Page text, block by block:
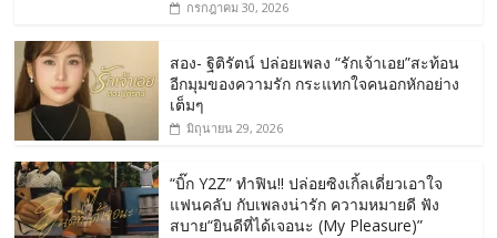
กรกฎาคม 30, 2026
สอง- ฐิติรัตน์ ปล่อยเพลง “รักเจ้าเอย”สะท้อน
อีกมุมของความรัก กระแทกใจคนอกหักอย่าง
เต็มๆ
มิถุนายน 29, 2026
“บิ๊ก Y2Z” ทำฟิน!! ปล่อยซิงเกิ้ลเดี่ยวเอาใจ
แฟนคลับ กับเพลงน่ารัก ความหมายดี ฟัง
สบาย“ยินดีที่ได้เจอนะ (My Pleasure)”